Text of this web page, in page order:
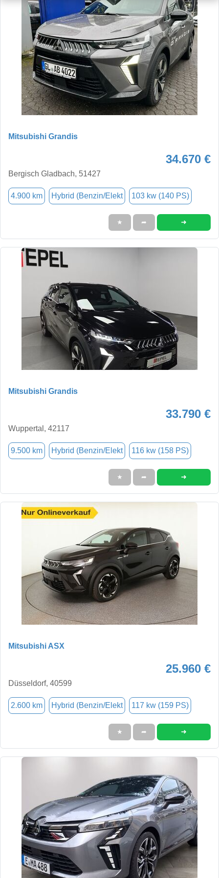
Mitsubishi Grandis
34.670 €
Bergisch Gladbach, 51427
4.900 km Hybrid (Benzin/Elekt 103 kw (140 PS)
★ ➦ ➜
Mitsubishi Grandis
33.790 €
Wuppertal, 42117
9.500 km Hybrid (Benzin/Elekt 116 kw (158 PS)
★ ➦ ➜
Mitsubishi ASX
25.960 €
Düsseldorf, 40599
2.600 km Hybrid (Benzin/Elekt 117 kw (159 PS)
★ ➦ ➜